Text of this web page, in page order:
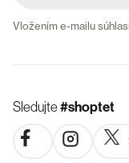
Vložením e-mailu
Sledujte#shoptet